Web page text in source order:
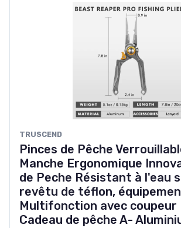
TRUSCEND
Pinces de Pêche
Manche Ergonomique
de Peche Résistant à l'eau
revêtu de téflon,
Multifonction avec coupeur
Cadeau de pêche A-